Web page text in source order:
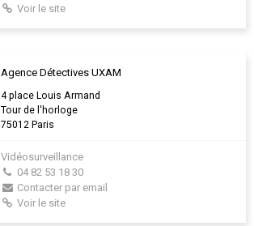
Voir le site
Agence Détectives UXAM
4 place Louis Armand
Tour de l'horloge
75012 Paris
Vidéosurveillance
04 82 53 18 30
Contacter par email
Voir le site